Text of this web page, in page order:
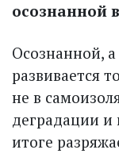
осознанной
Осознанной,
развивается
не в
деградации и
итоге